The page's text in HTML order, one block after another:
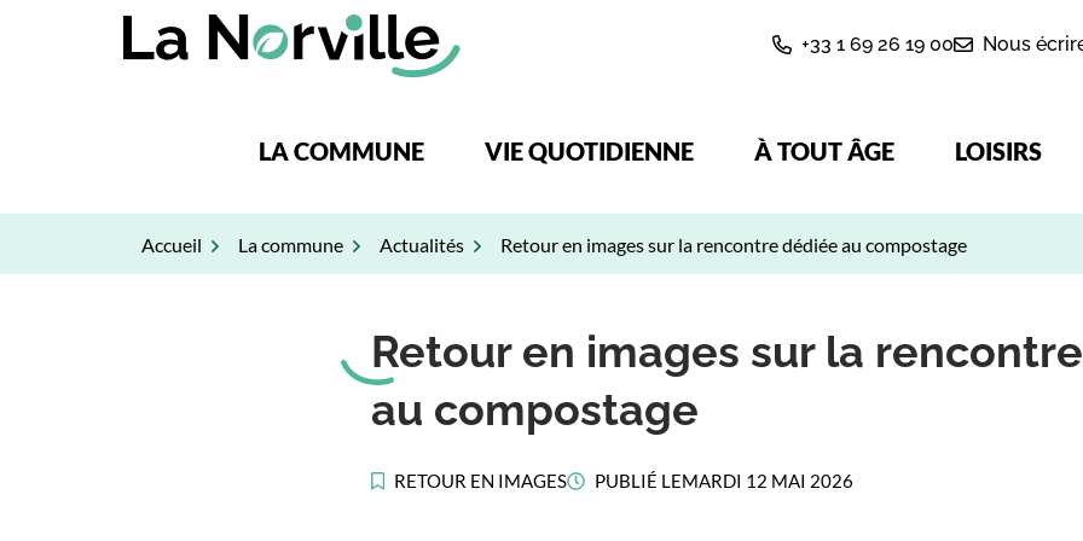
+33 1 69 26 19 00 Nous
LA COMMUNE VIE QUOTIDIENNE À TOUT ÂGE LOISIRS
Accueil La commune Actualités Retour en images sur la rencontre dédiée au compostage
Retour en images sur la
au compostage
RETOUR EN IMAGES PUBLIÉ LEMARDI 12 MAI 2026